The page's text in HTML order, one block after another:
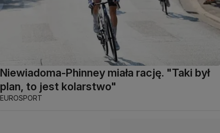
Niewiadoma-Phinney miała rację. "Taki był
plan, to jest kolarstwo"
EUROSPORT